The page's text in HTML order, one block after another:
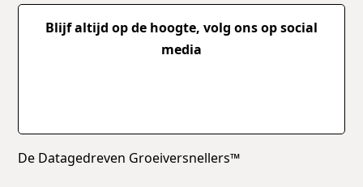
Blijf altijd op de hoogte, volg ons op social
media
De Datagedreven Groeiversnellers™